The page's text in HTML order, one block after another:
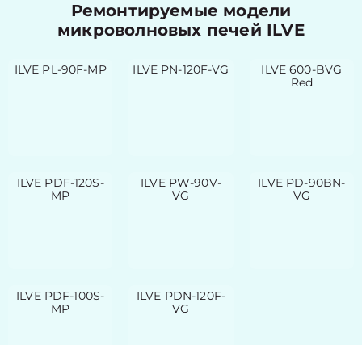
Ремонтируемые модели
микроволновых печей ILVE
ILVE PL-90F-MP ILVE PN-120F-VG
ILVE 600-BVG
Red
ILVE PDF-120S-
MP
ILVE PW-90V-
VG
ILVE PD-90BN-
VG
ILVE PDF-100S-
MP
ILVE PDN-120F-
VG